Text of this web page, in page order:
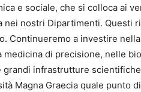
e sociale, che si colloca ai
nei nostri Dipartimenti. Questi
Continueremo a investire
medicina di precisione, nelle
grandi infrastrutture
Magna Graecia quale punto